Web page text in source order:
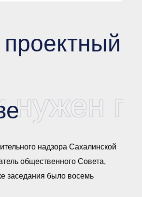
надзора Сахалинской
общественного Совета,
заседания было восемь